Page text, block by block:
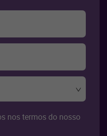
nos termos do nosso